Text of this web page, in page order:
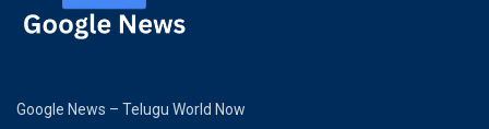
Google News – Telugu World Now